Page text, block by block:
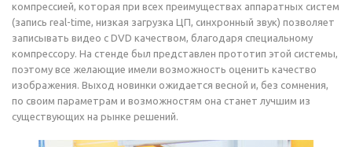
компрессией, которая при всех преимуществах аппаратных систем
(запись real-time, низкая загрузка ЦП, синхронный звук) позволяет
записывать видео с DVD качеством, благодаря специальному
компрессору. На стенде был представлен прототип этой системы,
поэтому все желающие имели возможность оценить качество
изображения. Выход новинки ожидается весной и, без сомнения,
по своим параметрам и возможностям она станет лучшим из
существующих на рынке решений.